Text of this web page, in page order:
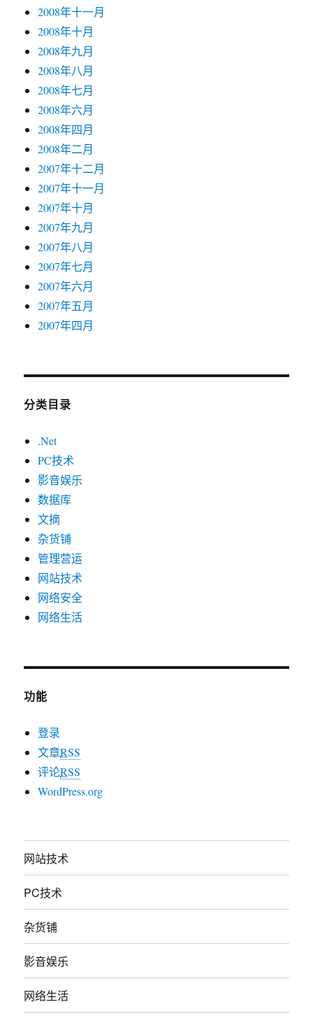
2008年十一月
2008年十月
2008年九月
2008年八月
2008年七月
2008年六月
2008年四月
2008年二月
2007年十二月
2007年十一月
2007年十月
2007年九月
2007年八月
2007年七月
2007年六月
2007年五月
2007年四月
分类目录
.Net
PC技术
影音娱乐
数据库
文摘
杂货铺
管理营运
网站技术
网络安全
网络生活
功能
登录
文章RSS
评论RSS
WordPress.org
网站技术
PC技术
杂货铺
影音娱乐
网络生活